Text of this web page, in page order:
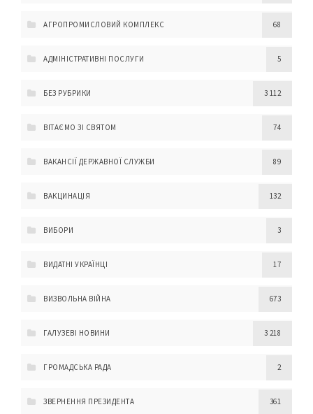
АГРОПРОМИСЛОВИЙ КОМПЛЕКС 68
АДМІНІСТРАТИВНІ ПОСЛУГИ 5
БЕЗ РУБРИКИ 3 112
ВІТАЄМО ЗІ СВЯТОМ 74
ВАКАНСІЇ ДЕРЖАВНОЇ СЛУЖБИ 89
ВАКЦИНАЦІЯ 132
ВИБОРИ 3
ВИДАТНІ УКРАЇНЦІ 17
ВИЗВОЛЬНА ВІЙНА 673
ГАЛУЗЕВІ НОВИНИ 3 218
ГРОМАДСЬКА РАДА 2
ЗВЕРНЕННЯ ПРЕЗИДЕНТА 361